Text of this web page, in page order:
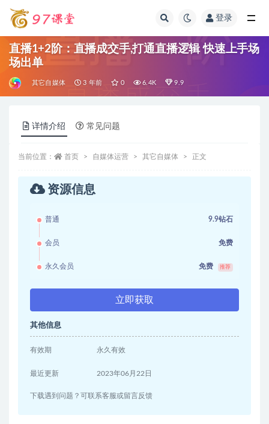
登录
直播1+2阶：直播成交手,打通直播逻辑 快速上手场
场出单
其它自媒体 3 年前 0 6.4K 9.9
详情介绍 常见问题
当前位置： 首页 自媒体运营 其它自媒体 正文
资源信息
普通 9.9钻石
会员 免费
永久会员 免费 推荐
立即获取
其他信息
有效期 永久有效
最近更新 2023年06月22日
下载遇到问题？可联系客服或留言反馈